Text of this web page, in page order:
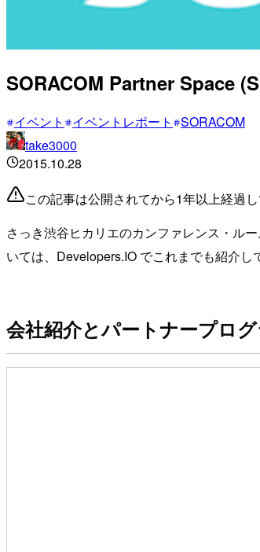
SORACOM Partner Space
イベント イベントレポート
SORACOM
take3000
2015.10.28
この記事は公開されてから1年以上経過
さっき渋谷ヒカリエのカンファレンス・ル
いては、Developers.IO でこれまでも紹介
会社紹介とパートナープロ